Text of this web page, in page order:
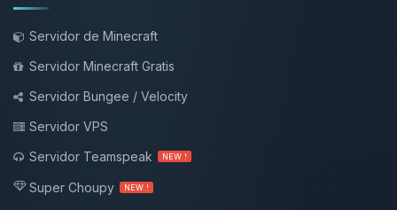
Servidor de Minecraft
Servidor Minecraft Gratis
Servidor Bungee / Velocity
Servidor VPS
Servidor Teamspeak
NEW !
Super Choupy NEW !